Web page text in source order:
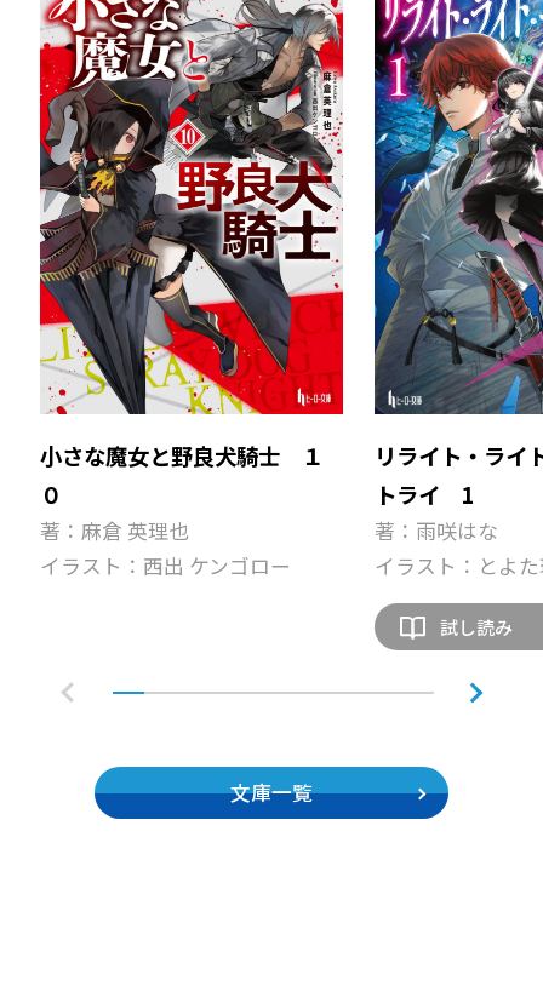
小さな魔女と野良犬騎士 １
０
著：麻倉 英理也
イラスト：西出 ケンゴロー
リライト・ライ
トライ 1
著：雨咲はな
イラスト：とよ
試し読み
文庫一覧